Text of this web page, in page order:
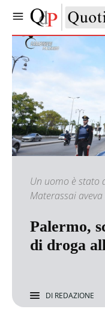
Un uomo è stato
Materassai
Palermo,
di droga
DI REDAZIONE